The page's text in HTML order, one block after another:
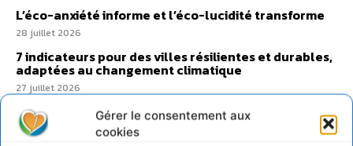
Gérer le consentement aux
cookies
L’éco-anxiété informe et l’éco-lucidité transforme
28 juillet 2026
7 indicateurs pour des villes résilientes et durables,
adaptées au changement climatique
27 juillet 2026